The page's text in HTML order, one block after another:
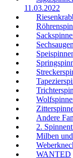
11.03.2022
Andere
2.
Milben
WANTED